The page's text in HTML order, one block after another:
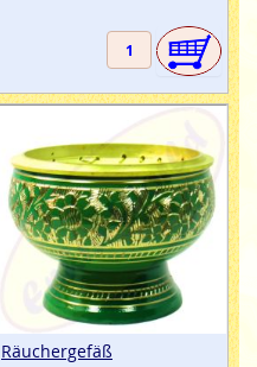
Räuchergefäß